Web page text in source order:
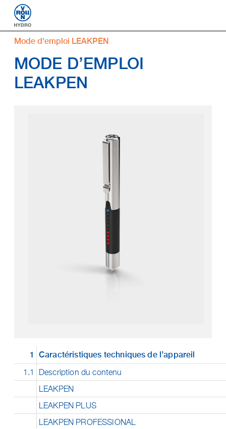
Mode d'emploi LEAKPEN
MODE D’EMPLOI
LEAKPEN
1 Caractéristiques techniques de l’appareil
1.1
Description du contenu
LEAKPEN
LEAKPEN PLUS
LEAKPEN PROFESSIONAL